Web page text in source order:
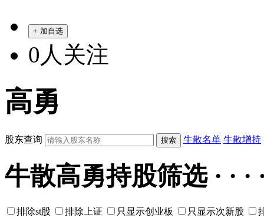
+ 加自选
0 人关注
高勇
股东查询 牛散名单 牛散增持
牛散高勇持股筛选 · · ·
排除st股 排除上证 只显示创业板 只显示次新股